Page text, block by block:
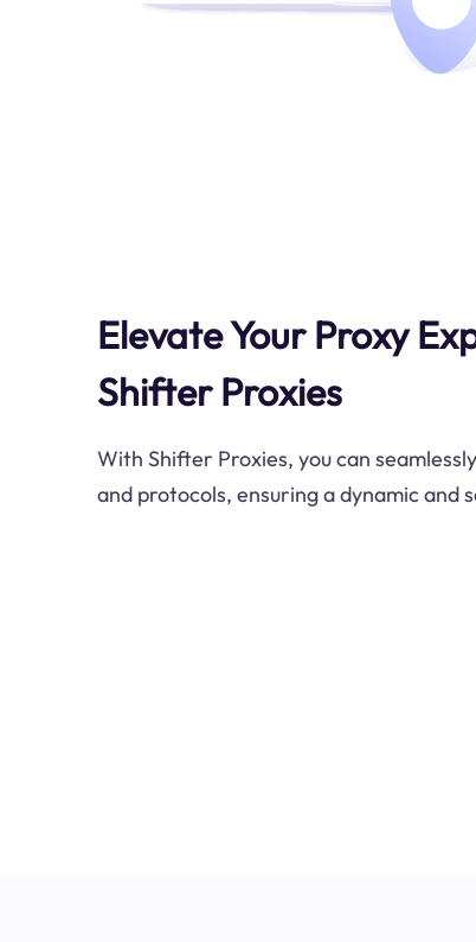
Elevate Your Proxy
Shifter Proxies
With Shifter Proxies, you can
and protocols, ensuring a dynamic and